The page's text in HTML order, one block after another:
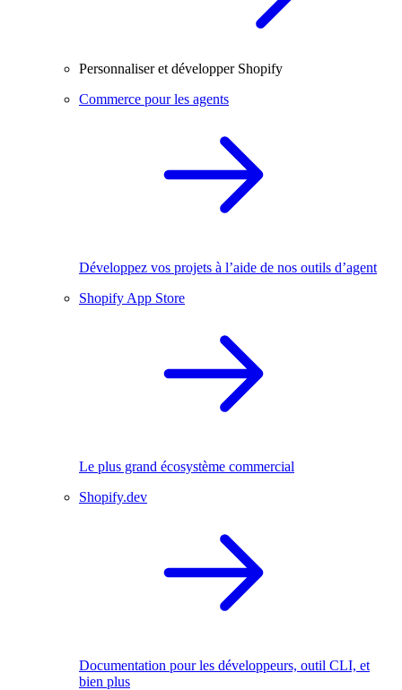
Personnaliser et développer Shopify
Commerce pour les agents
Développez vos projets à l’aide de nos outils d’agent
Shopify App Store
Le plus grand écosystème commercial
Shopify.dev
Documentation pour les développeurs, outil CLI, et
bien plus